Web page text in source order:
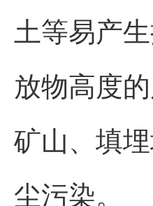
土等易产
放物高度
矿山、填
尘污染。